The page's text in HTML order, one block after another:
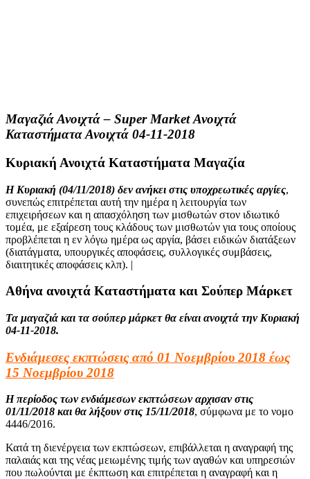
Μαγαζιά Ανοιχτά – Super Market Ανοιχτά
Καταστήματα Ανοιχτά 04-11-2018
Κυριακή Ανοιχτά Καταστήματα Μαγαζία
H Κυριακή (04/11/2018) δεν ανήκει στις υποχρεωτικές αργίες,
συνεπώς επιτρέπεται αυτή την ημέρα η λειτουργία των
επιχειρήσεων και η απασχόληση των μισθωτών στον ιδιωτικό
τομέα, με εξαίρεση τους κλάδους των μισθωτών για τους οποίους
προβλέπεται η εν λόγω ημέρα ως αργία, βάσει ειδικών διατάξεων
(διατάγματα, υπουργικές αποφάσεις, συλλογικές συμβάσεις,
διαιτητικές αποφάσεις κλπ). |
Αθήνα ανοιχτά Καταστήματα και Σούπερ Μάρκετ
Τα μαγαζιά και τα σούπερ μάρκετ θα είναι ανοιχτά την Κυριακή
04-11-2018.
Ενδιάμεσες εκπτώσεις από 01 Νοεμβρίου 2018 έως
15 Νοεμβρίου 2018
Η περίοδος των ενδιάμεσων εκπτώσεων αρχισαν στις
01/11/2018 και θα λήξουν στις 15/11/2018, σύμφωνα με το νομο
4446/2016.
Κατά τη διενέργεια των εκπτώσεων, επιβάλλεται η αναγραφή της
παλαιάς και της νέας μειωμένης τιμής των αγαθών και υπηρεσιών
που πωλούνται με έκπτωση και επιτρέπεται η αναγραφή και η